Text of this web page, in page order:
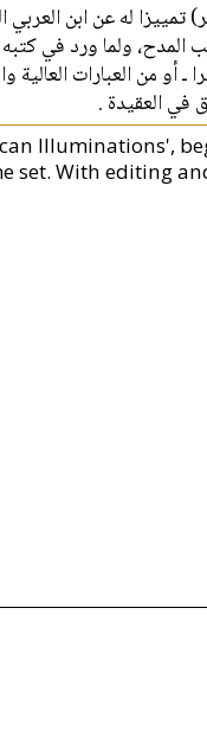
له عن ابن العربي
المدح، ولما ورد في
من العبارات العالية
في العقيدة .
Illuminations',
set. With editing